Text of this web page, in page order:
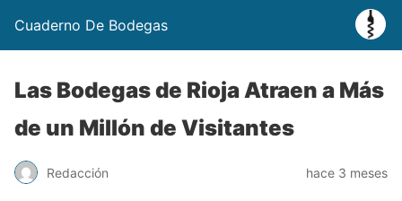
Cuaderno De Bodegas
Las Bodegas de Rioja Atraen a Más
de un Millón de Visitantes
Redacción hace 3 meses